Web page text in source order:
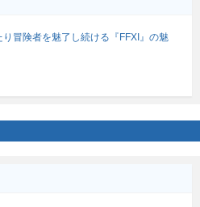
冒険者を魅了し続ける『FFXI』の魅